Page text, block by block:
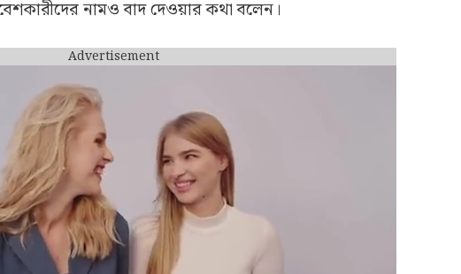
সরকারকে আক্রমণ শুভেন্দুর (Suvendu Adhikari)
জন্য এদিন রাজ্য সরকারকে দায়ী করলেন শুভেন্দু (Suvendu
দেব দু’জনকেই কটাক্ষ করেন তিনি। এদিন শুভেন্দু রাজ্য সরকারের
ক্ষমতায় এলে মাস্টারপ্ল্যান বাস্তবায়িত হবে। দেবকে আক্রমণ করে এদিন
পরে সব বলব।”